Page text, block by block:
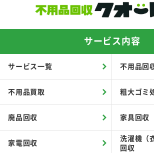
サービス内容
サービス一覧 不用品回
不用品買取 粗大ゴミ
廃品回収 家具回収
家電回収
洗濯機（
回収